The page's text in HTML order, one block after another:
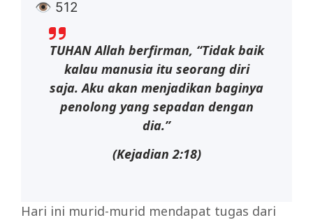
👁 512
TUHAN Allah berfirman, “Tidak baik
kalau manusia itu seorang diri
saja.Aku akan menjadikan baginya
penolong yang sepadan dengan
dia.”
(Kejadian 2:18)
Hari ini murid-murid mendapat tugas dari